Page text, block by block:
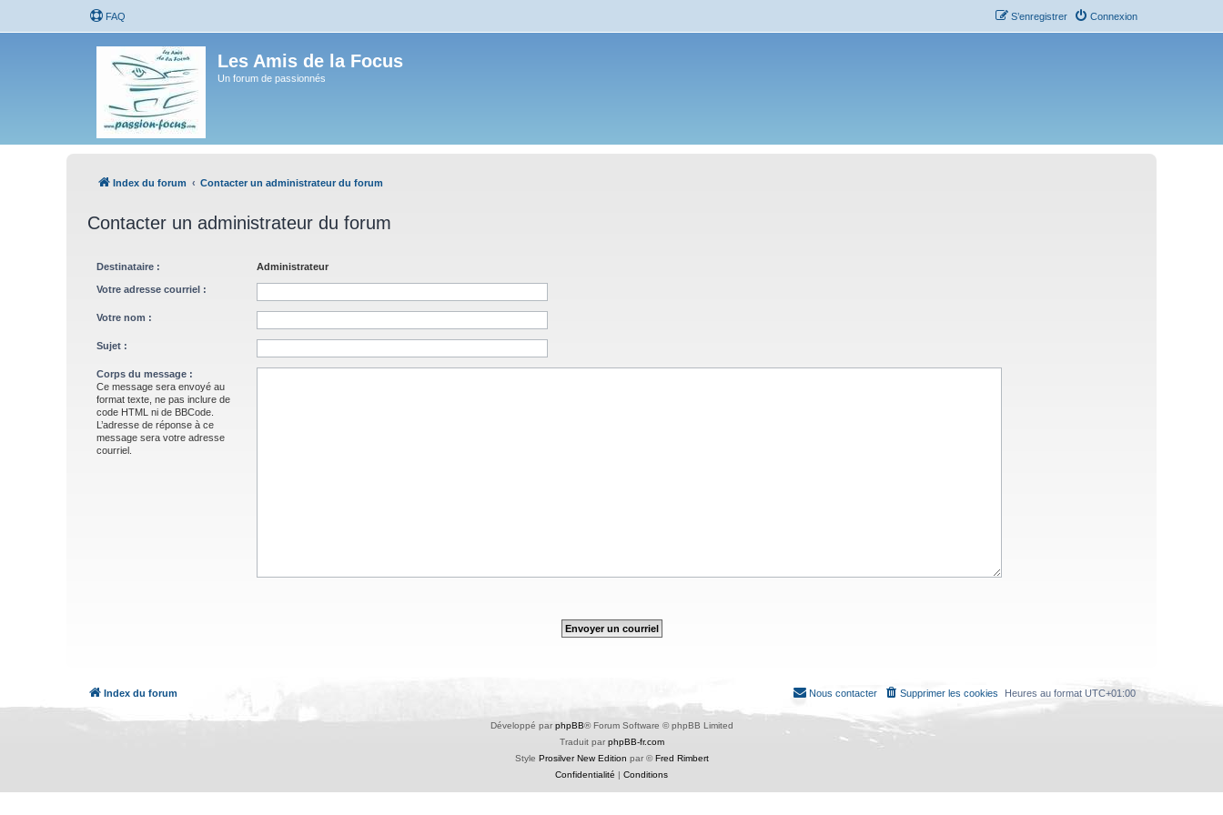
FAQ Connexion
S’enregistrer
Les Amis de la Focus
Un forum de passionnés
Index du forum Contacter un administrateur du forum
Contacter un administrateur du forum
Destinataire : Administrateur
Votre adresse courriel :
Votre nom :
Sujet :
Corps du message :
Ce message sera envoyé au
format texte, ne pas inclure de
code HTML ni de BBCode.
L’adresse de réponse à ce
message sera votre adresse
courriel.
Index du forum Heures au format UTC+01:00
Supprimer les cookies
Nous contacter
Développé par phpBB® Forum Software © phpBB Limited
Traduit par phpBB-fr.com
Style Prosilver New Edition par ©Fred Rimbert
Confidentialité | Conditions